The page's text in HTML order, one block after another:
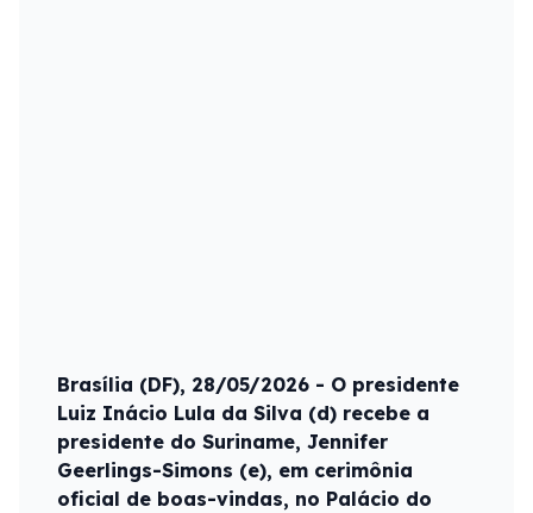
Brasília (DF), 28/05/2026 - O presidente
Luiz Inácio Lula da Silva (d) recebe a
presidente do Suriname, Jennifer
Geerlings-Simons (e), em cerimônia
oficial de boas-vindas, no Palácio do